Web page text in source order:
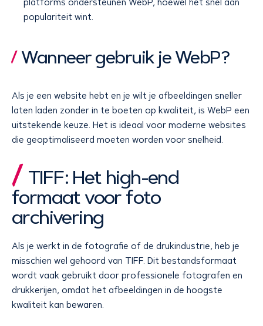
platforms ondersteunen WebP, hoewel het snel aan
populariteit wint.
Wanneer gebruik je WebP?
Als je een website hebt en je wilt je afbeeldingen sneller
laten laden zonder in te boeten op kwaliteit, is WebP een
uitstekende keuze. Het is ideaal voor moderne websites
die geoptimaliseerd moeten worden voor snelheid.
TIFF: Het high-end
formaat voor foto
archivering
Als je werkt in de fotografie of de drukindustrie, heb je
misschien wel gehoord van TIFF. Dit bestandsformaat
wordt vaak gebruikt door professionele fotografen en
drukkerijen, omdat het afbeeldingen in de hoogste
kwaliteit kan bewaren.